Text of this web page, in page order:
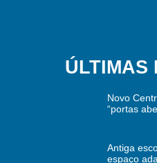
ÚLTIMAS
Novo
“portas
Antiga
espaço